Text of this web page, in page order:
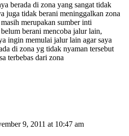
berada di zona yang sangat tidak
juga tidak berani meninggalkan zona
merupakan sumber inti
berani mencoba jalur lain,
ingin memulai jalur lain agar saya
di zona yg tidak nyaman tersebut
terbebas dari zona
9, 2011 at 10:47 am